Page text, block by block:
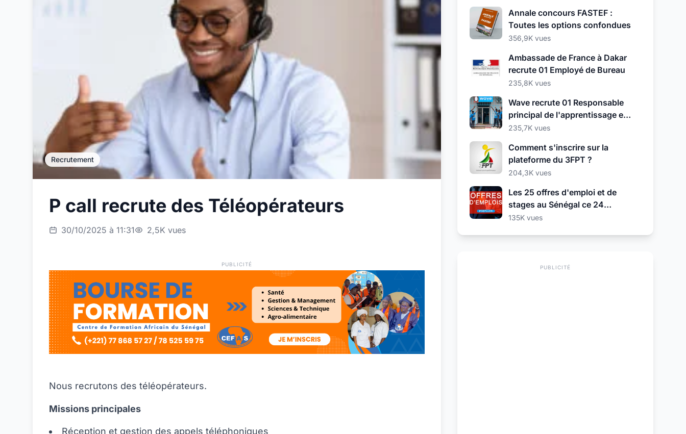
Recrutement
P call recrute des Téléopérateurs
30/10/2025 à 11:31 2,5K vues
PUBLICITÉ
Nous recrutons des téléopérateurs.
Missions principales
Réception et gestion des appels téléphoniques
Annale concours FASTEF :
Toutes les options confondues
356,9K vues
Ambassade de France à Dakar
recrute 01 Employé de Bureau
235,8K vues
Wave recrute 01 Responsable
principal de l'apprentissage et
du développement
235,7K vues
Comment s'inscrire sur la
plateforme du 3FPT ?
204,3K vues
Les 25 offres d'emploi et de
stages au Sénégal ce 24
Septembre 2025
135K vues
PUBLICITÉ